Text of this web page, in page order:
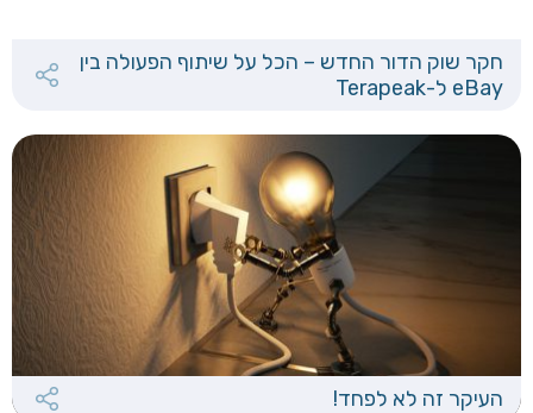
חקר שוק הדור החדש – הכל על שיתוף הפעולה בין
eBay ל-Terapeak
העיקר זה לא לפחד!